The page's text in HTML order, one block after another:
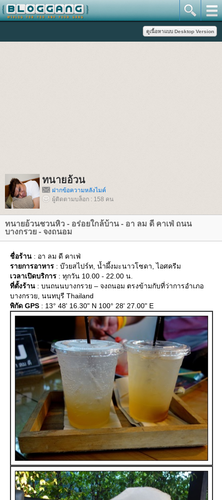
ทนายอ้วน
ฝากข้อความหลังไมค์
ผู้ติดตามบล็อก : 158 คน
ทนายอ้วนชวนหิว - อร่อยใกล้บ้าน - อา ลม ดี คาเฟ่ ถนน
บางกรวย - จงถนอม
ชื่อร้าน : อา ลม ดี คาเฟ่
รายการอาหาร : บ๊วยสไปร์ท, น้ำผึ้งมะนาวโซดา, ไอศครีม
เวลาเปิดบริการ : ทุกวัน 10.00 - 22.00 น.
ที่ตั้งร้าน : บนถนนบางกรวย – จงถนอม ตรงข้ามกับที่ว่าการอำเภอ
บางกรวย, นนทบุรี Thailand
พิกัด GPS : 13° 48' 16.30" N 100° 28' 27.00" E